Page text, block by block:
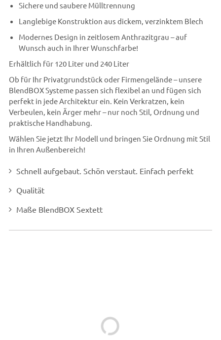
Sichere und saubere Mülltrennung
Langlebige Konstruktion aus dickem, verzinktem Blech
Modernes Design in zeitlosem Anthrazitgrau – auf
Wunsch auch in Ihrer Wunschfarbe!
Erhältlich für 120 Liter und 240 Liter
Ob für Ihr Privatgrundstück oder Firmengelände – unsere
BlendBOX Systeme passen sich flexibel an und fügen sich
perfekt in jede Architektur ein. Kein Verkratzen, kein
Verbeulen, kein Ärger mehr – nur noch Stil, Ordnung und
praktische Handhabung.
Wählen Sie jetzt Ihr Modell und bringen Sie Ordnung mit Stil
in Ihren Außenbereich!
Schnell aufgebaut. Schön verstaut. Einfach perfekt
Qualität
Maße BlendBOX Sextett